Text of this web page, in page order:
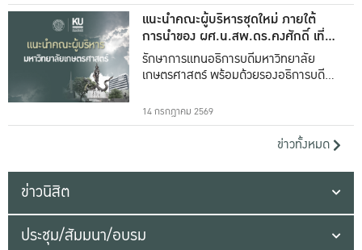
แนะนำคณะผู้บริหารชุดใหม่ ภายใต้
การนำของ ผศ.น.สพ.ดร.คงศักดิ์ เที่ยง
ธรรม
รักษาการแทนอธิการบดีมหาวิทยาลัย
เกษตรศาสตร์ พร้อมด้วยรองอธิการบดีทั้ง
14 กรกฎาคม 2569
ข่าวทั้งหมด
ข่าวนิสิต
ประชุม/สัมมนา/อบรม